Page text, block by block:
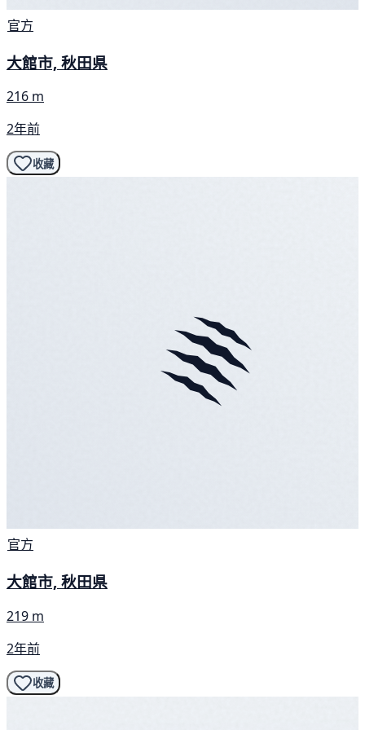
官方
大館市, 秋田県
216 m
2年前
收藏
官方
大館市, 秋田県
219 m
2年前
收藏